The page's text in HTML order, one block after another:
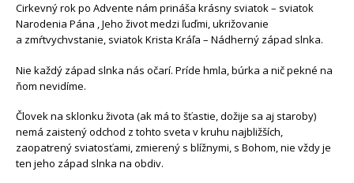
Cirkevný rok po Advente nám prináša krásny sviatok – sviatok
Narodenia Pána , Jeho život medzi ľuďmi, ukrižovanie
a zmŕtvychvstanie, sviatok Krista Kráľa – Nádherný západ slnka.
Nie každý západ slnka nás očarí. Príde hmla, búrka a nič pekné na
ňom nevidíme.
Človek na sklonku života (ak má to šťastie, dožije sa aj staroby)
nemá zaistený odchod z tohto sveta v kruhu najbližších,
zaopatrený sviatosťami, zmierený s blížnymi, s Bohom, nie vždy je
ten jeho západ slnka na obdiv.